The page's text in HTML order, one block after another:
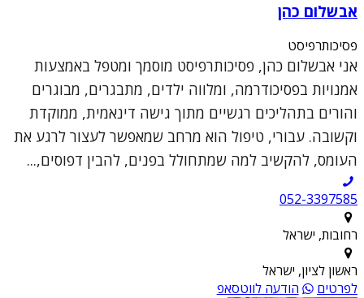
אבשלום כהן
פסיכותרפיסט
אני אבשלום כהן, פסיכותרפיסט מוסמך ומטפל באמצעות
אמנויות בפסיכודרמה, ומלווה ילדים, מתבגרים, מבוגרים
והורים בתהליכים רגשיים מתוך גישה דינאמית, ממוקדת
וקשובה. עבורי, טיפול הוא מרחב שמאפשר לעצור לרגע את
העומס, להקשיב למה שמתחולל בפנים, להבין דפוסים,...
052-3397585
רחובות, ישראל
ראשון לציון, ישראל
לפרטים
הודעה לווטסאפ